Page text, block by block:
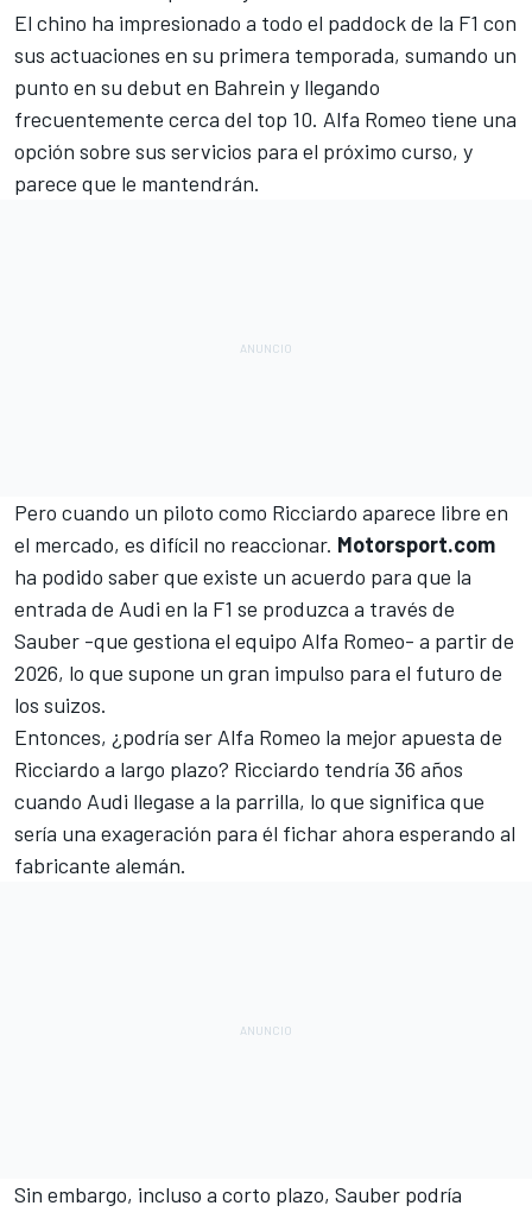
El chino ha impresionado a todo el paddock de la F1 con
sus actuaciones en su primera temporada, sumando un
punto en su debut en Bahrein y llegando
frecuentemente cerca del top 10. Alfa Romeo tiene una
opción sobre sus servicios para el próximo curso, y
parece que le mantendrán.
Pero cuando un piloto como Ricciardo aparece libre en
el mercado, es difícil no reaccionar. Motorsport.com
ha podido saber que existe un acuerdo para que la
entrada de Audi en la F1 se produzca a través de
Sauber -que gestiona el equipo Alfa Romeo- a partir de
2026, lo que supone un gran impulso para el futuro de
los suizos.
Entonces, ¿podría ser Alfa Romeo la mejor apuesta de
Ricciardo a largo plazo? Ricciardo tendría 36 años
cuando Audi llegase a la parrilla, lo que significa que
sería una exageración para él fichar ahora esperando al
fabricante alemán.
Sin embargo, incluso a corto plazo, Sauber podría